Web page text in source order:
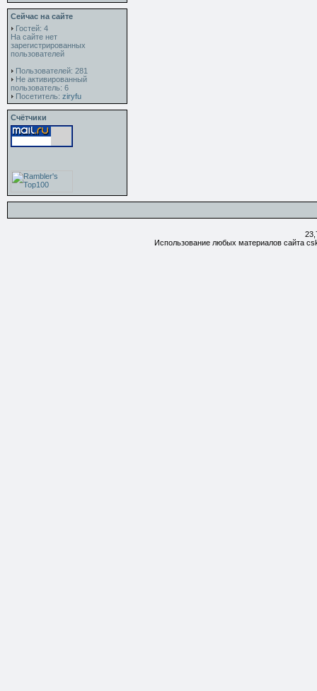
Сейчас на сайте
Гостей: 4
На сайте нет
зарегистрированных
пользователей
Пользователей: 281
Не активированный
пользователь: 6
Посетитель: ziryfu
Счётчики
Использование любых материалов сайта